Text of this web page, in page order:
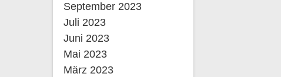
September 2023
Juli 2023
Juni 2023
Mai 2023
März 2023